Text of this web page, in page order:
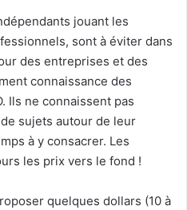
jouant les
sont à éviter dans
des entreprises et des
connaissance des
Ils ne connaissent pas
sujets autour de leur
à y consacrer. Les
les prix vers le fond !
quelques dollars (10 à